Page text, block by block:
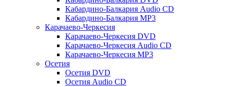
Кабардино-Балкария Audio CD
Кабардино-Балкария MP3
Карачаево-Черкесия
Карачаево-Черкесия DVD
Карачаево-Черкесия Audio CD
Карачаево-Черкесия MP3
Осетия
Осетия DVD
Осетия Audio CD